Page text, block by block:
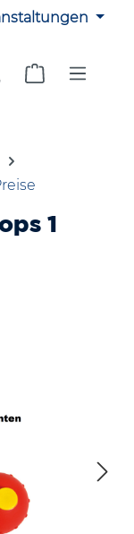
0 Produkte auf
Warenkorb
1